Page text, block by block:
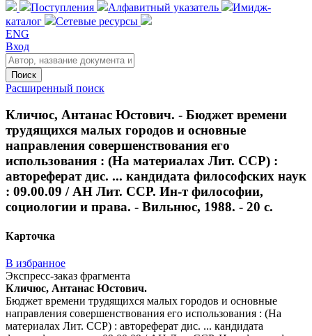
Поступления Алфавитный указатель
Имидж-
каталог
Сетевые ресурсы
ENG
Вход
Поиск
Расширенный поиск
Кличюс, Антанас Юстович. - Бюджет времени
трудящихся малых городов и основные
направления совершенствования его
использования : (На материалах Лит. ССР) :
автореферат дис. ... кандидата философских наук
: 09.00.09 / АН Лит. ССР. Ин-т философии,
социологии и права. - Вильнюс, 1988. - 20 с.
Карточка
В избранное
Экспресс-заказ фрагмента
Кличюс, Антанас Юстович.
Бюджет времени трудящихся малых городов и основные
направления совершенствования его использования : (На
материалах Лит. ССР) : автореферат дис. ... кандидата